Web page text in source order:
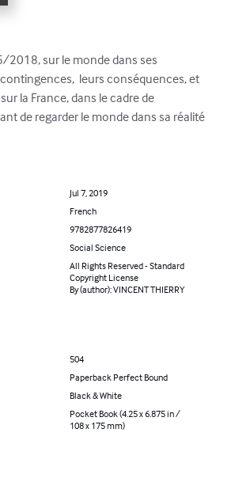
2018, sur le monde dans ses
leurs conséquences, et
la France, dans le cadre de
de regarder le monde dans sa réalité
Jul 7, 2019
French
9782877826419
Social Science
All Rights Reserved - Standard
Copyright License
By (author): VINCENT THIERRY
504
Paperback Perfect Bound
Black & White
Pocket Book (4.25 x 6.875 in /
108 x 175 mm)